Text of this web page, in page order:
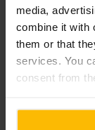
media,
combine it with
them or that
services. You
consent from
コンパクトな店
ンク中心のメニ
じっくり楽しむ
話できる時間帯
ご来館の計
週末や夕方は混